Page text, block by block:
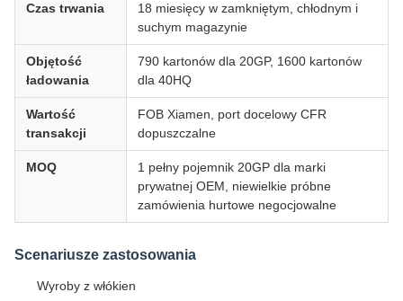
Czas trwania
18 miesięcy w zamkniętym, chłodnym i
suchym magazynie
Objętość
ładowania
790 kartonów dla 20GP, 1600 kartonów
dla 40HQ
Wartość
transakcji
FOB Xiamen, port docelowy CFR
dopuszczalne
MOQ
1 pełny pojemnik 20GP dla marki
prywatnej OEM, niewielkie próbne
zamówienia hurtowe negocjowalne
Scenariusze zastosowania
Wyroby z włókien